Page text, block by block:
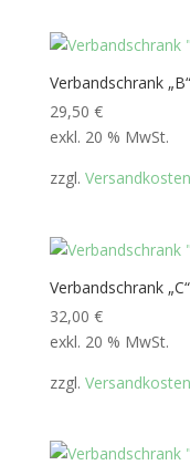
Verbandschrank
29,50 €
exkl. 20 % MwSt.
zzgl. Versandkosten
Verbandschrank
32,00 €
exkl. 20 % MwSt.
zzgl. Versandkosten